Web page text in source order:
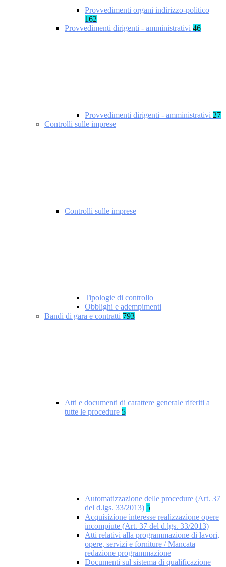
Provvedimenti organi indirizzo-politico
162
Provvedimenti dirigenti - amministrativi 46
Provvedimenti dirigenti - amministrativi 27
Controlli sulle imprese
Controlli sulle imprese
Tipologie di controllo
Obblighi e adempimenti
Bandi di gara e contratti 793
Atti e documenti di carattere generale riferiti a
tutte le procedure 5
Automatizzazione delle procedure (Art. 37
del d.lgs. 33/2013) 5
Acquisizione interesse realizzazione opere
incompiute (Art. 37 del d.lgs. 33/2013)
Atti relativi alla programmazione di lavori,
opere, servizi e forniture / Mancata
redazione programmazione
Documenti sul sistema di qualificazione